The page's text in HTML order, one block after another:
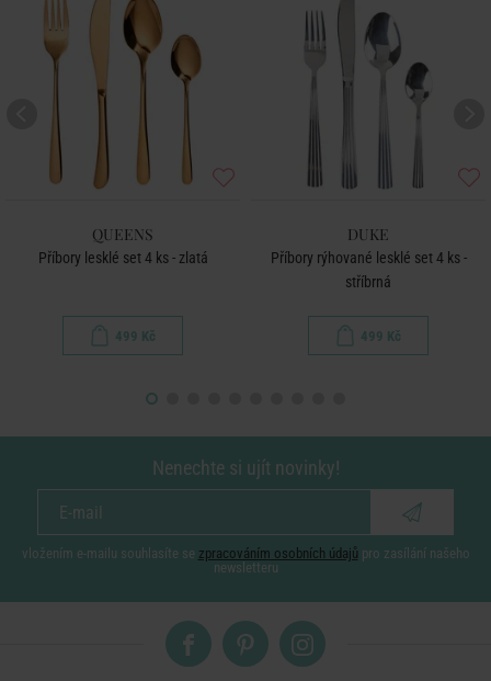
QUEENS
Příbory lesklé set 4 ks - zlatá
499 Kč
DUKE
Příbory rýhované lesklé set 4 ks -
stříbrná
499 Kč
Nenechte si ujít novinky!
vložením e-mailu souhlasíte se zpracováním osobních údajů pro zasílání našeho
newsletteru